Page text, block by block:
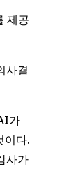
제공
사결
가
이다.
사가